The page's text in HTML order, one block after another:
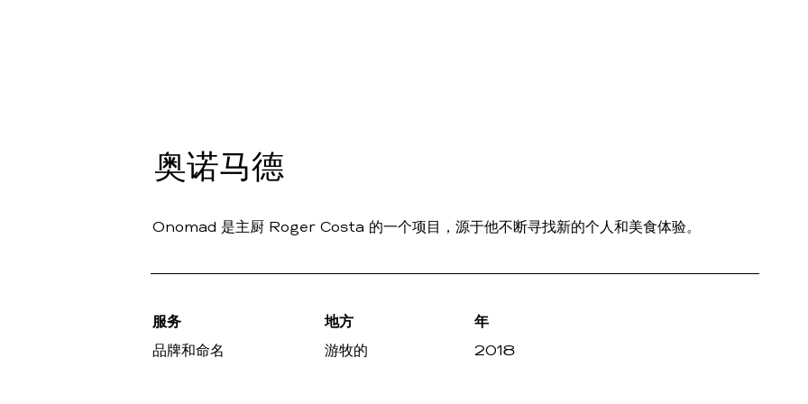
奥诺马德
Onomad 是主厨 Roger Costa 的一个项目，源于他不断寻找新的个人和美食体验。
服务
品牌和命名
地方
游牧的
年
2018